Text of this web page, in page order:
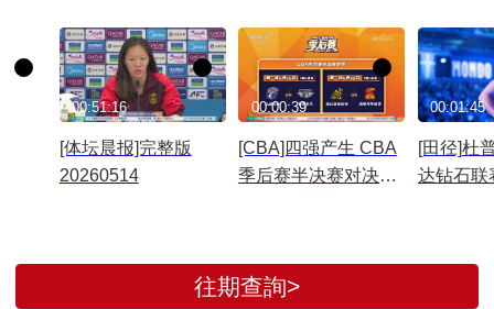
[体坛晨报]完整版
20260514
00:51:16
[CBA]四强产生 CBA
季后赛半决赛对决出
00:00:39
[田径]杜
达钻石联
00:01:45
往期查詢>